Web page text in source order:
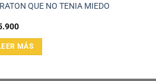
QUE NO TENIA MIEDO
MÁS